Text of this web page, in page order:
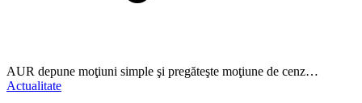
AUR depune moţiuni simple şi pregăteşte moţiune de cenz…
Actualitate